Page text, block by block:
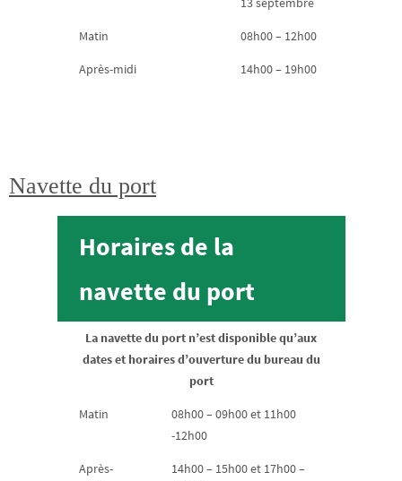
13 septembre
Matin 08h00 – 12h00
Après-midi 14h00 – 19h00
Navette du port
Horaires de la
navette du port
La navette du port n’est disponible qu’aux
dates et horaires d’ouverture du bureau du
port
Matin
08h00 – 09h00 et 11h00
-12h00
Après-
14h00 – 15h00 et 17h00 –